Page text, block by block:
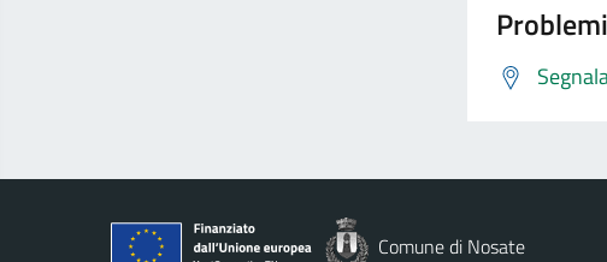
Comune di Nosate